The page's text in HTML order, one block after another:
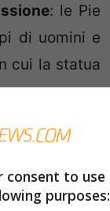
: le Pie
di uomini e
cui la statua
, ornata a
I cittadini
consent to use
purposes: